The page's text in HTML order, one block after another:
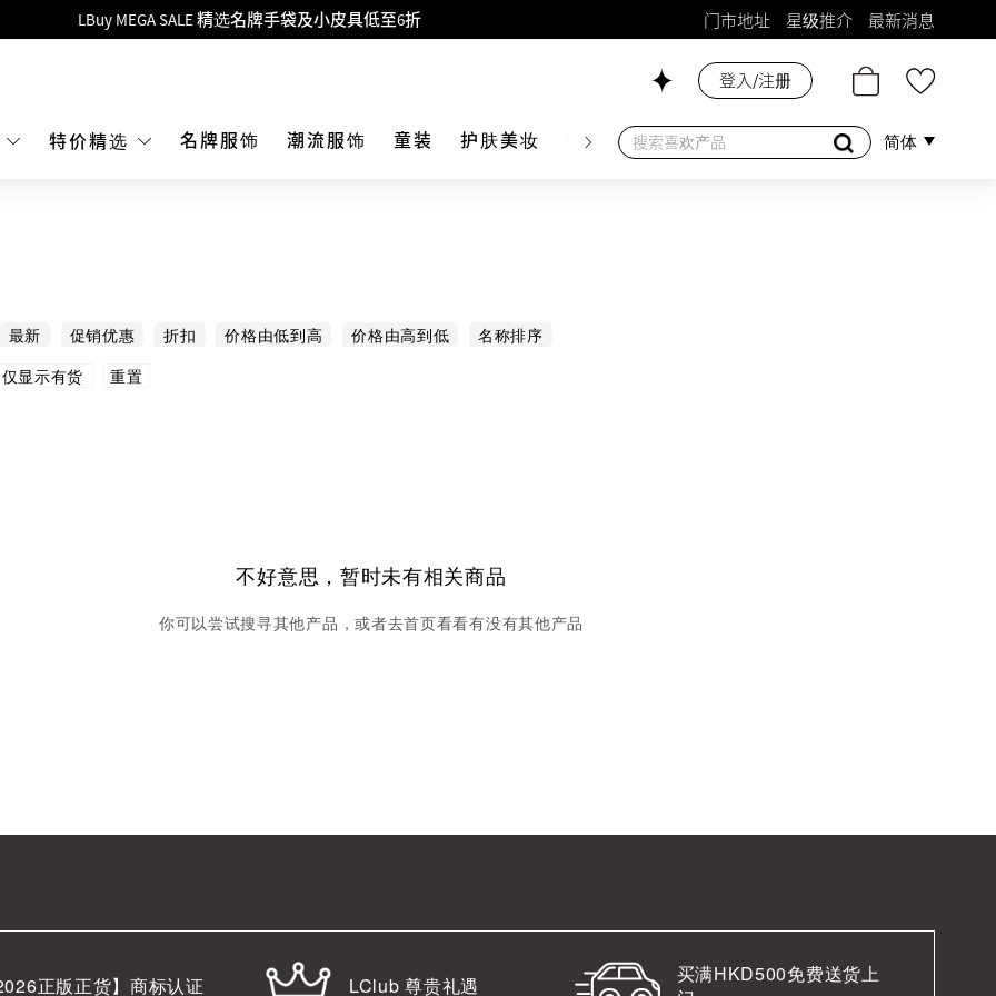
Goyard Hobo / Hobo Mini人气限量特别版限时原价低至75折!
MOKO 1楼175号铺旗舰店特设名牌Hermès、CHANEL及LV专区！
门市地址 星级推介 最新消息
特价精选 名牌服饰 潮流服饰 童装 护肤美妆 香水香薰 个人护理 母婴护理 游戏及精品
登入/注册
简体
最新 促销优惠 折扣 价格由低到高 价格由高到低
名称排序
仅显示有货
重置
不好意思，暂时未有相关商品
你可以尝试搜寻其他产品，或者去首页看看有没有其他产品
正版正货】商标认证 LClub 尊贵礼遇
买满HKD500免费送货上